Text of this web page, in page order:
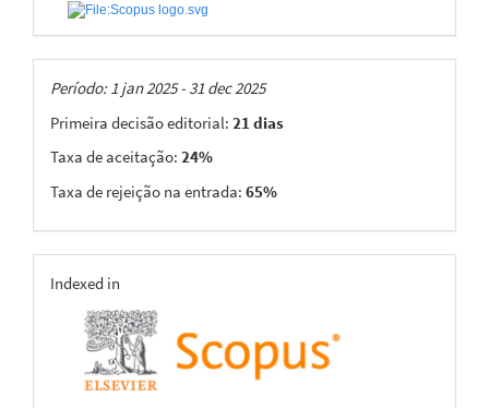
Taxas
Período: 1 jan 2025 - 31 dec 2025
Primeira decisão editorial: 21 dias
Taxa de aceitação: 24%
Taxa de rejeição na entrada: 65%
indexing
Indexed in